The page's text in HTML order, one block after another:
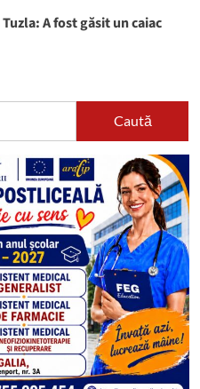
A fost găsit un caiac